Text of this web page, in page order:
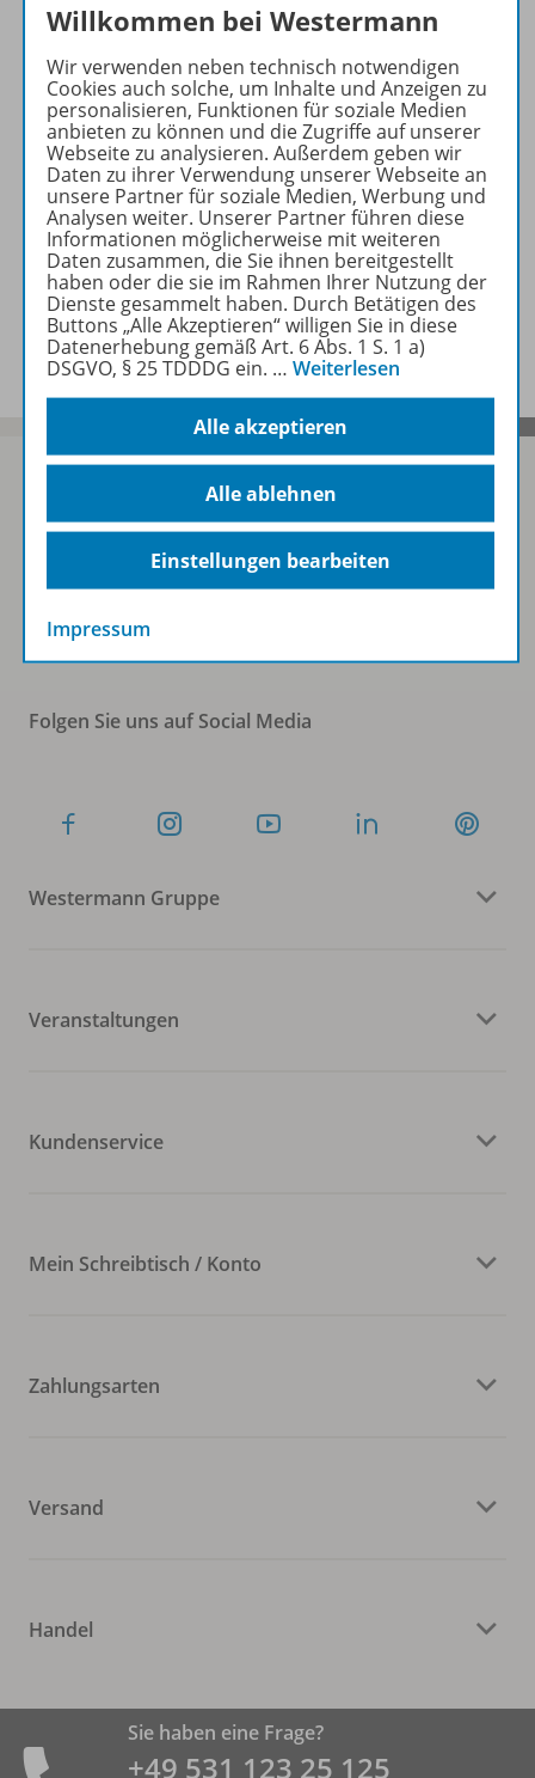
Konzept
Ergänzende Materialien
Gratis für Sie!
Benachrichtigungs-Service
Sofort profitieren
Folgen Sie uns auf Social Media
Westermann Gruppe
Veranstaltungen
Kundenservice
Mein Schreibtisch / Konto
Zahlungsarten
Versand
Handel
Sie haben eine Frage?
+49 531 ­123 25 125
Willkommen bei Westermann
Wir verwenden neben technisch notwendigen
Cookies auch solche, um Inhalte und Anzeigen zu
personalisieren, Funktionen für soziale Medien
anbieten zu können und die Zugriffe auf unserer
Webseite zu analysieren. Außerdem geben wir
Daten zu ihrer Verwendung unserer Webseite an
unsere Partner für soziale Medien, Werbung und
Analysen weiter. Unserer Partner führen diese
Informationen möglicherweise mit weiteren
Daten zusammen, die Sie ihnen bereitgestellt
haben oder die sie im Rahmen Ihrer Nutzung der
Dienste gesammelt haben. Durch Betätigen des
Buttons „Alle Akzeptieren“ willigen Sie in diese
Datenerhebung gemäß Art. 6 Abs. 1 S. 1 a)
DSGVO, § 25 TDDDG ein. … Weiterlesen
Alle akzeptieren
Alle ablehnen
Einstellungen bearbeiten
Impressum